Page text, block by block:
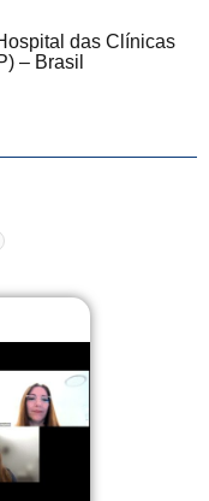
das Clínicas
– Brasil